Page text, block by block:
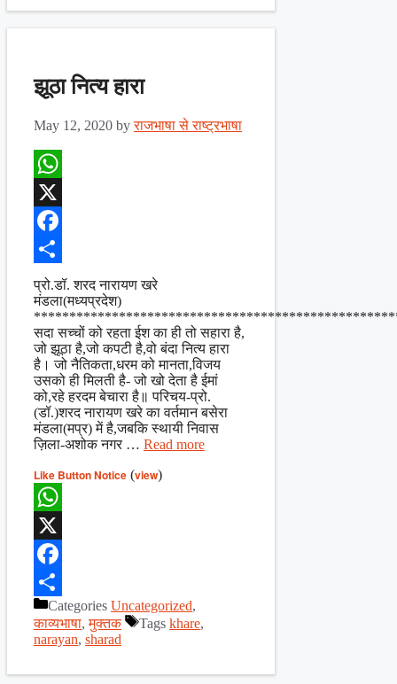
झूठा नित्य हारा
May 12, 2020 byराजभाषा से राष्ट्रभाषा
WhatsApp
X
Facebook
Share
प्रो.डॉ. शरद नारायण खरे
मंडला(मध्यप्रदेश)
सदा सच्चों को रहता ईश का ही तो सहारा है,
जो झूठा है,जो कपटी है,वो बंदा नित्य हारा
है। जो नैतिकता,धरम को मानता,विजय
उसको ही मिलती है- जो खो देता है ईमां
को,रहे हरदम बेचारा है॥ परिचय-प्रो.
(डॉ.)शरद नारायण खरे का वर्तमान बसेरा
मंडला(मप्र) में है,जबकि स्थायी निवास
ज़िला-अशोक नगर … Read more
Like Button Notice (view)
WhatsApp
X
Facebook
ShareCategories Uncategorized,
काव्यभाषा,मुक्तक Tags khare,
narayan, sharad